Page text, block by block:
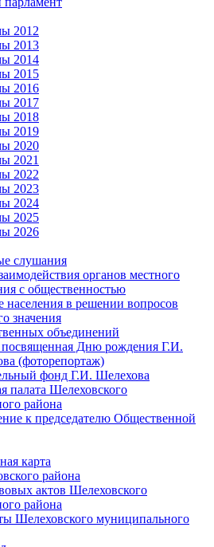
2012
2013
2014
2015
2016
2017
2018
2019
2020
2021
2022
2023
2024
2025
2026
слушания
органов местного
с общественностью
населения в решении вопросов
значения
объединений
Дню рождения Г.И.
(фоторепортаж)
фонд Г.И. Шелехова
палата Шелеховского
района
к председателю Общественной
карта
района
актов Шелеховского
района
Шелеховского муниципального